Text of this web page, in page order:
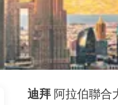
迪拜阿拉伯聯合